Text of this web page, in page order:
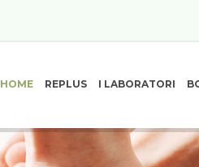
HOME REPLUS I LABORATORI